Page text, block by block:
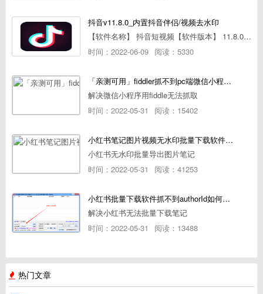
抖音v11.8.0_内置抖音伴侣/视频去水印
【软件名称】 抖音短视频【软件版本】 11.8.0【软件大小】 83.74M【是否Root】不需要【测试机型】PCML10 [oppo Reno Ace]【文字介绍】 抖音短视频app是一款很有意思娱
时间：2022-06-09 阅读：5330
「亲测可用」fiddler抓不到pc端微信小程序包解决方案
解决微信小程序用fiddle无法抓取
时间：2022-05-31
阅读：15402
小红书笔记图片视频无水印批量下载软件使用教程
小红书无水印批量导出图片笔记
时间：2022-05-31
阅读：41253
小红书批量下载软件抓不到authorId如何解决
解决小红书无法批量下载笔记
时间：2022-05-31
阅读：13488
热门文章